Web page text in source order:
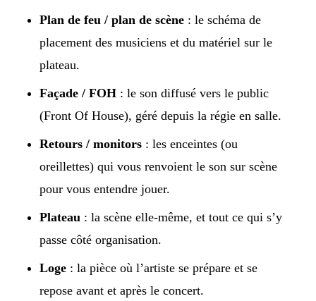
Plan de feu / plan de scène : le schéma de
placement des musiciens et du matériel sur le
plateau.
Façade / FOH : le son diffusé vers le public
(Front Of House), géré depuis la régie en salle.
Retours / monitors : les enceintes (ou
oreillettes) qui vous renvoient le son sur scène
pour vous entendre jouer.
Plateau : la scène elle-même, et tout ce qui s’y
passe côté organisation.
Loge : la pièce où l’artiste se prépare et se
repose avant et après le concert.